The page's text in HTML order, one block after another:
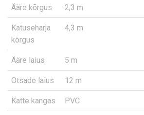
Ääre kõrgus 2,3 m
Katuseharja
kõrgus
4,3 m
Ääre laius 5 m
Otsade laius 12 m
Katte kangas PVC